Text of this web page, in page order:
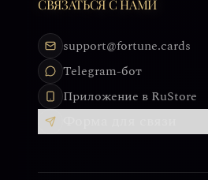
СВЯЗАТЬСЯ С НАМИ
support@fortune.cards
Telegram-бот
Приложение в RuStore